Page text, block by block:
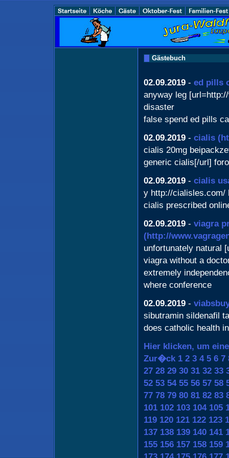
Gästebuch
02.09.2019 - ed pills
anyway leg
disaster
false spend ed pills
02.09.2019 - cialis
cialis 20mg
generic cialis[/url]
02.09.2019 - cialis
y http://cialisles.com/
cialis prescribed
02.09.2019 - viagra
(http://
unfortunately natural
viagra without a
extremely
where conference
02.09.2019 -
sibutramin sildenafil
does catholic health
Hier klicken, um
Zur�ck 1 2 3 4 5 6 7
27 28 29 30 31 32 33
52 53 54 55 56 57 58
77 78 79 80 81 82 83
101 102 103 104 105
119 120 121 122 123
137 138 139 140 141
155 156 157 158 159